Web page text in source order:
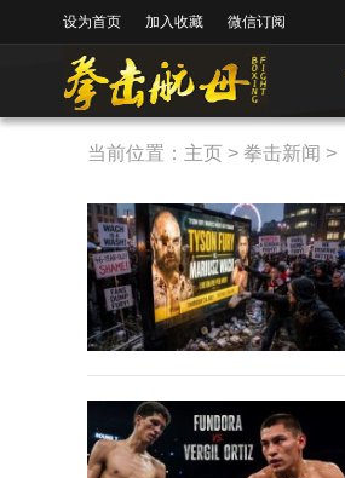
设为首页 加入收藏 微信订阅
当前位置： 主页 > 拳击新闻 >